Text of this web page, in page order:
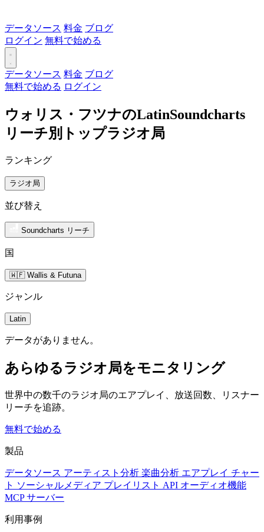
データソース 料金 ブログ
ログイン 無料で始める
データソース 料金 ブログ
無料で始める ログイン
ウォリス・フツナのLatinSoundcharts
リーチ別トップラジオ局
ランキング
ラジオ局
並び替え
Soundcharts リーチ
国
🇼🇫 Wallis & Futuna
ジャンル
Latin
データがありません。
あらゆるラジオ局をモニタリング
世界中の数千のラジオ局のエアプレイ、放送回数、リスナー
リーチを追跡。
無料で始める
製品
データソース アーティスト分析 楽曲分析 エアプレイ チャー
ト ソーシャルメディア プレイリスト API オーディオ機能
MCP サーバー
利用事例